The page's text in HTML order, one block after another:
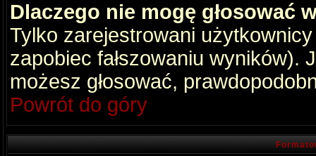
Dlaczego nie mogę głosować
Tylko zarejestrowani
zapobiec fałszowaniu wyników).
możesz głosować,
Powrót do góry